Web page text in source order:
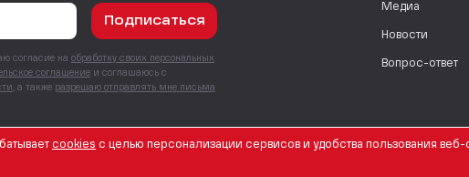
Подписаться
согласие на обработку своих персональных
соглашение и соглашаюсь с
, а также разрешаю отправлять мне письма
Медиа
Новости
Вопрос-ответ
защищены. 2026
сookies с целью персонализации сервисов и удобства пользования